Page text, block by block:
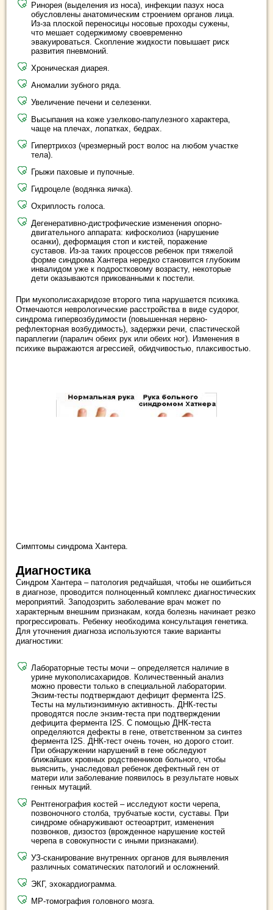
Ринорея (выделения из носа), инфекции пазух носа
обусловлены анатомическим строением органов лица.
Из-за плоской переносицы носовые проходы сужены,
что мешает содержимому своевременно
эвакуироваться. Скопление жидкости повышает риск
развития пневмоний.
Хроническая диарея.
Аномалии зубного ряда.
Увеличение печени и селезенки.
Высыпания на коже узелково-папулезного характера,
чаще на плечах, лопатках, бедрах.
Гипертрихоз (чрезмерный рост волос на любом участке
тела).
Грыжи паховые и пупочные.
Гидроцеле (водянка яичка).
Охриплость голоса.
Дегенеративно-дистрофические изменения опорно-
двигательного аппарата: кифосколиоз (нарушение
осанки), деформация стоп и кистей, поражение
суставов. Из-за таких процессов ребенок при тяжелой
форме синдрома Хантера нередко становится глубоким
инвалидом уже к подростковому возрасту, некоторые
дети оказываются прикованными к постели.
При мукополисахаридозе второго типа нарушается психика.
Отмечаются неврологические расстройства в виде судорог,
синдрома гипервозбудимости (повышенная нервно-
рефлекторная возбудимость), задержки речи, спастической
параплегии (паралич обеих рук или обеих ног). Изменения в
психике выражаются агрессией, обидчивостью, плаксивостью.
Симптомы синдрома Хантера.
Диагностика
Синдром Хантера – патология редчайшая, чтобы не ошибиться
в диагнозе, проводится полноценный комплекс диагностических
мероприятий. Заподозрить заболевание врач может по
характерным внешним признакам, когда болезнь начинает резко
прогрессировать. Ребенку необходима консультация генетика.
Для уточнения диагноза используются такие варианты
диагностики:
Лабораторные тесты мочи – определяется наличие в
урине мукополисахаридов. Количественный анализ
можно провести только в специальной лаборатории.
Энзим-тесты подтверждают дефицит фермента I2S.
Тесты на мультиэнзимную активность. ДНК-тесты
проводятся после энзим-теста при подтверждении
дефицита фермента I2S. С помощью ДНК-теста
определяются дефекты в гене, ответственном за синтез
фермента I2S. ДНК-тест очень точен, но дорого стоит.
При обнаружении нарушений в гене обследуют
ближайших кровных родственников больного, чтобы
выяснить, унаследовал ребенок дефектный ген от
матери или заболевание появилось в результате новых
генных мутаций.
Рентгенография костей – исследуют кости черепа,
позвоночного столба, трубчатые кости, суставы. При
синдроме обнаруживают остеоартрит, изменения
позвонков, дизостоз (врожденное нарушение костей
черепа в совокупности с иными признаками).
УЗ-сканирование внутренних органов для выявления
различных соматических патологий и осложнений.
ЭКГ, эхокардиограмма.
МР-томография головного мозга.